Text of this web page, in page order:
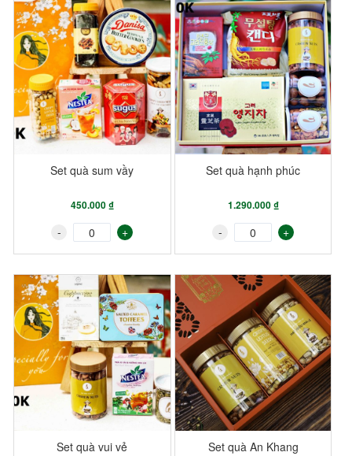
Set quà sum vầy
450.000 ₫
- +
Set quà hạnh phúc
1.290.000 ₫
- +
Set quà vui vẻ Set quà An Khang